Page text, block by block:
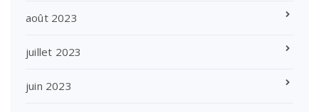
août 2023
juillet 2023
juin 2023